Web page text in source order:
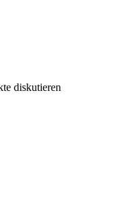
diskutieren